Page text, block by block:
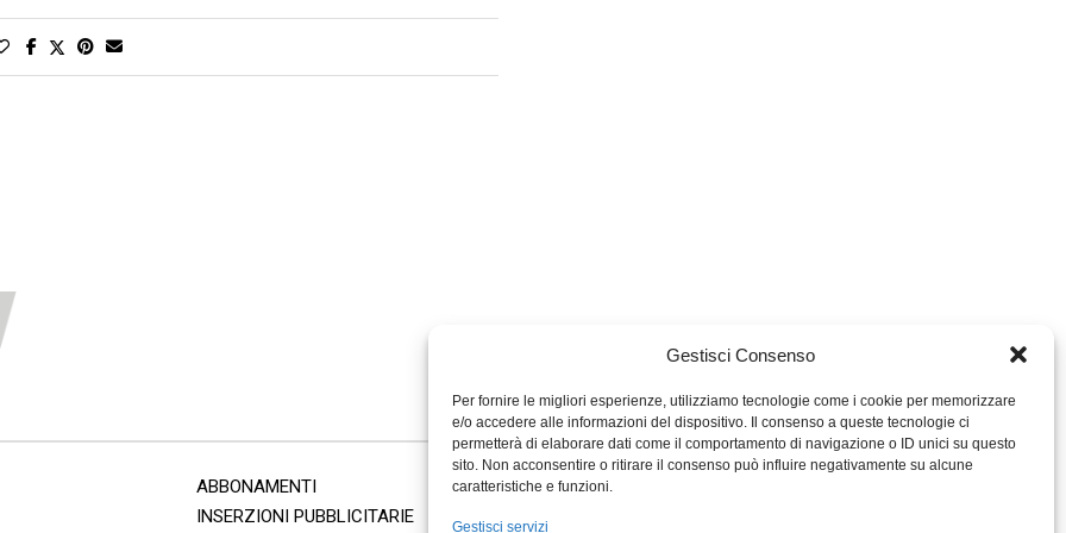
Gestisci Consenso
Per fornire le migliori esperienze, utilizziamo tecnologie come i cookie per memorizzare
e/o accedere alle informazioni del dispositivo. Il consenso a queste tecnologie ci
permetterà di elaborare dati come il comportamento di navigazione o ID unici su questo
sito. Non acconsentire o ritirare il consenso può influire negativamente su alcune
caratteristiche e funzioni.
Gestisci servizi
ABBONAMENTI
INSERZIONI PUBBLICITARIE
MIGROS TICINO